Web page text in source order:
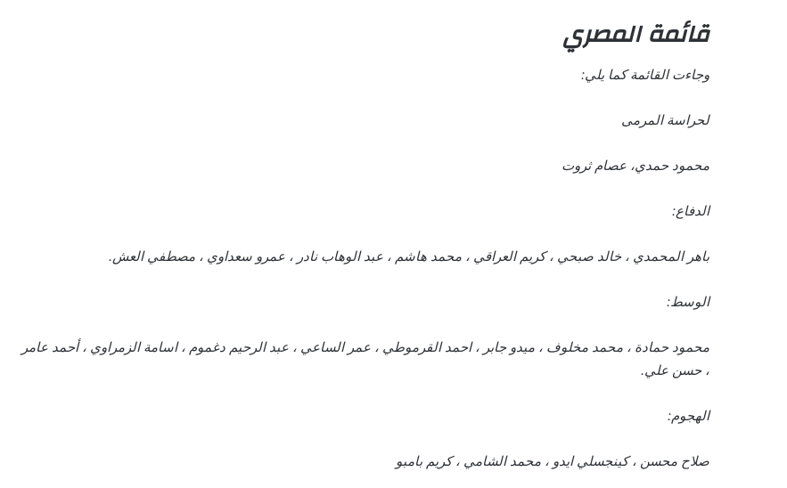
قائمة المصري
وجاءت القائمة كما يلي:
لحراسة المرمى
محمود حمدي، عصام ثروت
الدفاع:
باهر المحمدي ، خالد صبحي ، كريم العراقي ، محمد هاشم ، عبد الوهاب نادر ، عمرو سعداوي ، مصطفي العش.
الوسط:
محمود حمادة ، محمد مخلوف ، ميدو جابر ، احمد القرموطي ، عمر الساعي ، عبد الرحيم دغموم ، اسامة الزمراوي ، أحمد عامر
، حسن علي.
الهجوم:
صلاح محسن ، كينجسلي ايدو ، محمد الشامي ، كريم بامبو